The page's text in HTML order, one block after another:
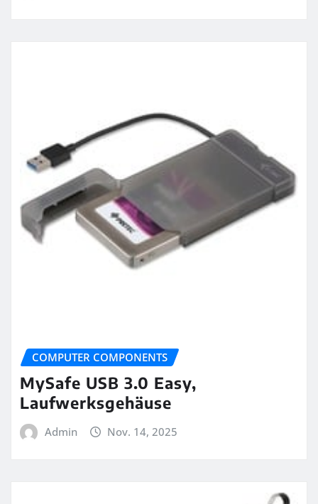
COMPUTER COMPONENTS
MySafe USB 3.0 Easy,
Laufwerksgehäuse
Admin Nov. 14, 2025